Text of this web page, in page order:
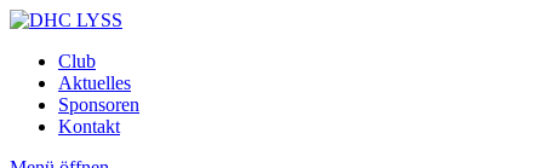
Club
Aktuelles
Sponsoren
Kontakt